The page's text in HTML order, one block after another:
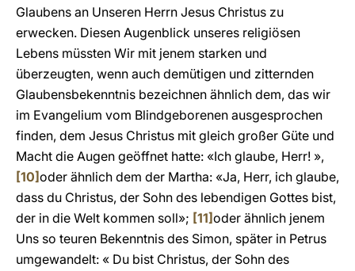
Glaubens an Unseren Herrn Jesus Christus zu
erwecken. Diesen Augenblick unseres religiösen
Lebens müssten Wir mit jenem starken und
überzeugten, wenn auch demütigen und zitternden
Glaubensbekenntnis bezeichnen ähnlich dem, das wir
im Evangelium vom Blindgeborenen ausgesprochen
finden, dem Jesus Christus mit gleich großer Güte und
Macht die Augen geöffnet hatte: «Ich glaube, Herr! »,
[10]oder ähnlich dem der Martha: «Ja, Herr, ich glaube,
dass du Christus, der Sohn des lebendigen Gottes bist,
der in die Welt kommen soll»; [11]oder ähnlich jenem
Uns so teuren Bekenntnis des Simon, später in Petrus
umgewandelt: « Du bist Christus, der Sohn des